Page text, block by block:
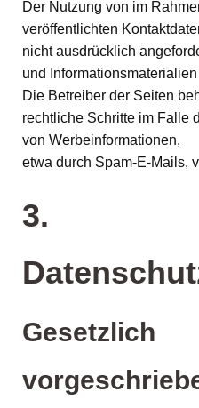
Der Nutzung von im
veröffentlichten
nicht ausdrücklich
und
Die Betreiber der Seiten
rechtliche Schritte im Falle
von Werbeinformationen,
etwa durch Spam-E-Mails,
3.
Gesetzlich